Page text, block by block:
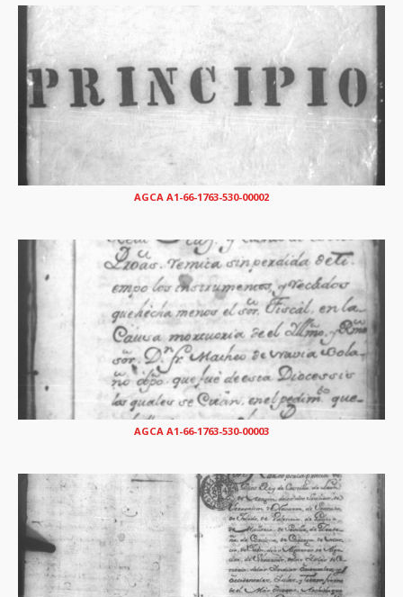
AGCA A1-66-1763-530-00002
AGCA A1-66-1763-530-00003